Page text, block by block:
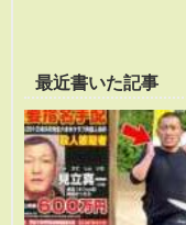
最近書いた記事